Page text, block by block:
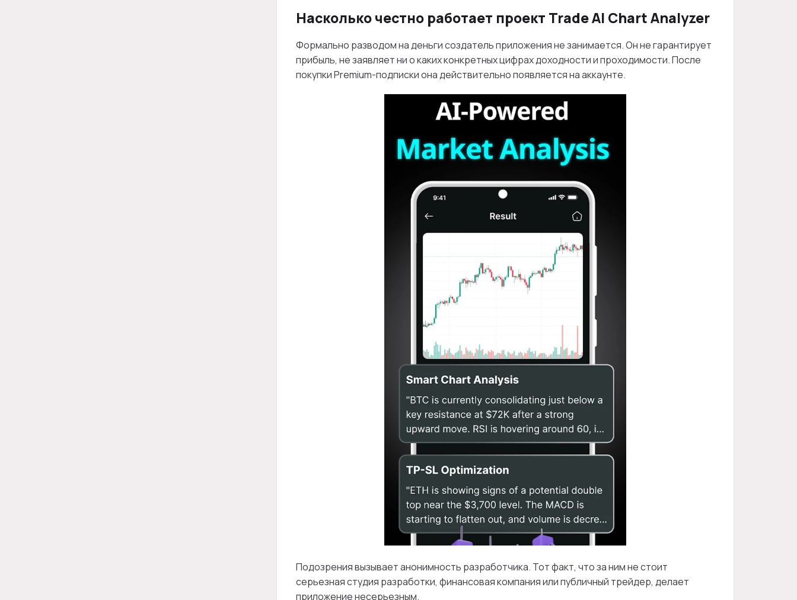
Насколько честно работает проект Trade AI Chart Analyzer
Формально разводом на деньги создатель приложения не занимается. Он не гарантирует
прибыль, не заявляет ни о каких конкретных цифрах доходности и проходимости. После
покупки Premium-подписки она действительно появляется на аккаунте.
Подозрения вызывает анонимность разработчика. Тот факт, что за ним не стоит
серьезная студия разработки, финансовая компания или публичный трейдер, делает
приложение несерьезным.